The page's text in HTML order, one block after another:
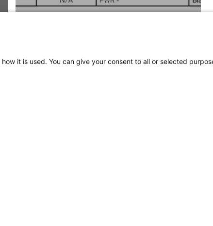
it is used. You can give your consent to all or selected